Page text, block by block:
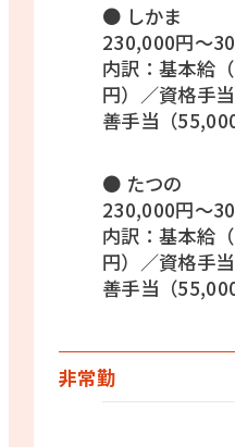
● しかま
230,000円〜
内訳：基本給
円）／資格手
善手当（55,000
● たつの
230,000円〜
内訳：基本給
円）／資格手
善手当（55,000
非常勤